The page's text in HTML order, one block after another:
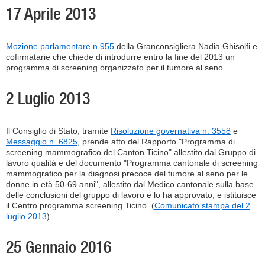
17 Aprile 2013
Mozione parlamentare n.955 della Granconsigliera Nadia Ghisolfi e
cofirmatarie che chiede di introdurre entro la fine del 2013 un
programma di screening organizzato per il tumore al seno.
2 Luglio 2013
Il Consiglio di Stato, tramite Risoluzione governativa n. 3558 e
Messaggio n. 6825 , prende atto del Rapporto "Programma di
screening mammografico del Canton Ticino" allestito dal Gruppo di
lavoro qualità e del documento "Programma cantonale di screening
mammografico per la diagnosi precoce del tumore al seno per le
donne in età 50-69 anni", allestito dal Medico cantonale sulla base
delle conclusioni del gruppo di lavoro e lo ha approvato, e istituisce
il Centro programma screening Ticino. (Comunicato stampa del 2
luglio 2013)
25 Gennaio 2016